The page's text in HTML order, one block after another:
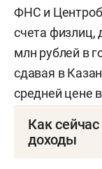
ФНС и
счета
млн рублей в
сдавая в
средней цене
Как
доходы